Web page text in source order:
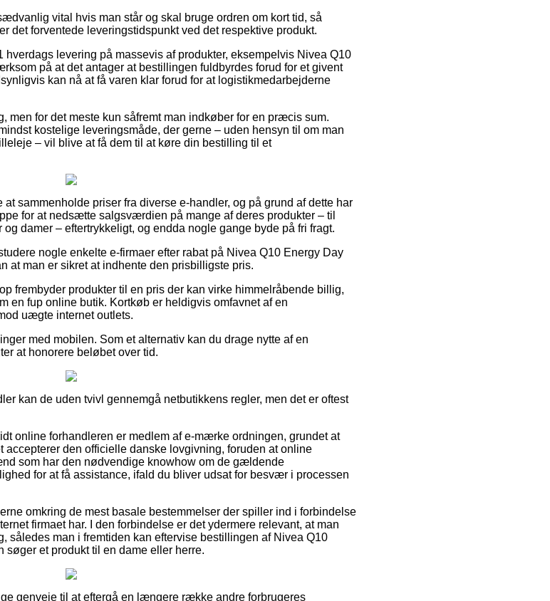
vital hvis man står og skal bruge ordren om kort tid, så
det forventede leveringstidspunkt ved det respektive produkt.
levering på massevis af produkter, eksempelvis Nivea Q10
på at det antager at bestillingen fuldbyrdes forud for et givent
kan nå at få varen klar forud for at logistikmedarbejderne
men for det meste kun såfremt man indkøber for en præcis sum.
kostelige leveringsmåde, der gerne – uden hensyn til om man
– vil blive at få dem til at køre din bestilling til et
sammenholde priser fra diverse e-handler, og på grund af dette har
for at nedsætte salgsværdien på mange af deres produkter – til
damer – eftertrykkeligt, og endda nogle gange byde på fri fragt.
nogle enkelte e-firmaer efter rabat på Nivea Q10 Energy Day
at man er sikret at indhente den prisbilligste pris.
frembyder produkter til en pris der kan virke himmelråbende billig,
en fup online butik. Kortkøb er heldigvis omfavnet af en
uægte internet outlets.
med mobilen. Som et alternativ kan du drage nytte af en
at honorere beløbet over tid.
kan de uden tvivl gennemgå netbutikkens regler, men det er oftest
online forhandleren er medlem af e-mærke ordningen, grundet at
den officielle danske lovgivning, foruden at online
som har den nødvendige knowhow om de gældende
for at få assistance, ifald du bliver udsat for besvær i processen
omkring de mest basale bestemmelser der spiller ind i forbindelse
firmaet har. I den forbindelse er det ydermere relevant, at man
således man i fremtiden kan eftervise bestillingen af Nivea Q10
søger et produkt til en dame eller herre.
genveje til at eftergå en længere række andre forbrugeres